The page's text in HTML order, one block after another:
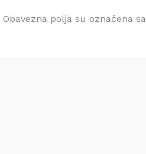
Obavezna polja su označena sa